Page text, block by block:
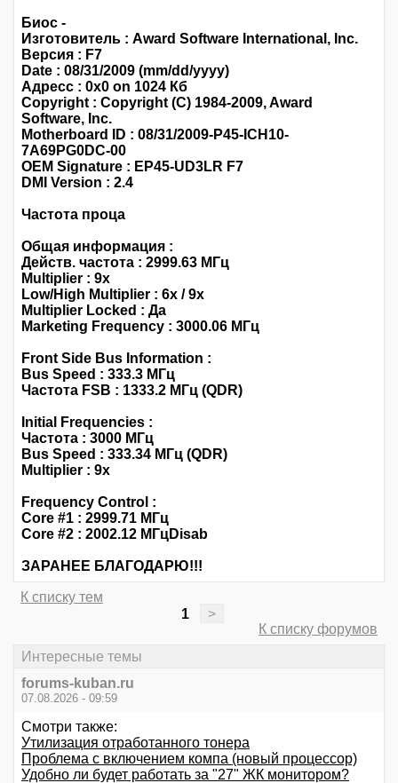
Биос -
Изготовитель : Award Software International, Inc.
Версия : F7
Date : 08/31/2009 (mm/dd/yyyy)
Адресс : 0x0 on 1024 Кб
Copyright : Copyright (C) 1984-2009, Award
Software, Inc.
Motherboard ID : 08/31/2009-P45-ICH10-
7A69PG0DC-00
OEM Signature : EP45-UD3LR F7
DMI Version : 2.4
Частота проца
Общая информация :
Действ. частота : 2999.63 МГц
Multiplier : 9x
Low/High Multiplier : 6x / 9x
Multiplier Locked : Да
Marketing Frequency : 3000.06 МГц
Front Side Bus Information :
Bus Speed : 333.3 МГц
Частота FSB : 1333.2 МГц (QDR)
Initial Frequencies :
Частота : 3000 МГц
Bus Speed : 333.34 МГц (QDR)
Multiplier : 9x
Frequency Control :
Core #1 : 2999.71 МГц
Core #2 : 2002.12 МГцDisab
ЗАРАНЕЕ БЛАГОДАРЮ!!!
К списку тем
1
>
К списку форумов
Интересные темы
forums-kuban.ru
07.08.2026 - 09:59
Смотри также:
Утилизация отработанного тонера
Проблема с включением компа (новый процессор)
Удобно ли будет работать за "27" ЖК монитором?